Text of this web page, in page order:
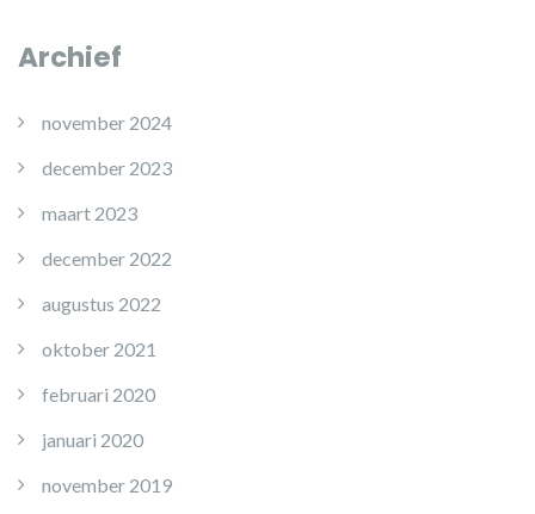
Archief
november 2024
december 2023
maart 2023
december 2022
augustus 2022
oktober 2021
februari 2020
januari 2020
november 2019